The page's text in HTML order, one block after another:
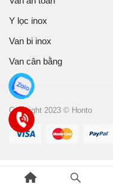
Y lọc inox
Van bi inox
Van cân bằng
Copyright 2023 © Honto